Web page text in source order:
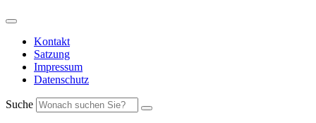
Kontakt
Satzung
Impressum
Datenschutz
Suche